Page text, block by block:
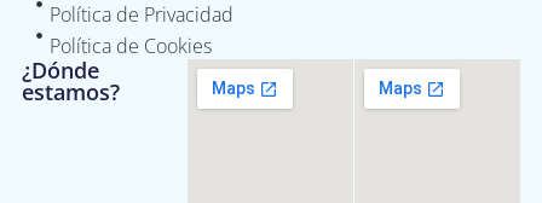
Política de Privacidad
Política de Cookies
¿Dónde
estamos?